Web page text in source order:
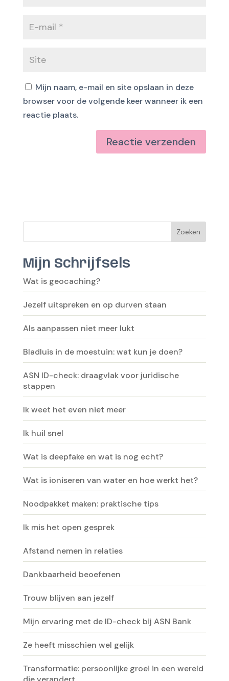
Mijn naam, e-mail en site opslaan in deze
browser voor de volgende keer wanneer ik een
reactie plaats.
Zoeken
Mijn Schrijfsels
Wat is geocaching?
Jezelf uitspreken en op durven staan
Als aanpassen niet meer lukt
Bladluis in de moestuin: wat kun je doen?
ASN ID-check: draagvlak voor juridische
stappen
Ik weet het even niet meer
Ik huil snel
Wat is deepfake en wat is nog echt?
Wat is ioniseren van water en hoe werkt het?
Noodpakket maken: praktische tips
Ik mis het open gesprek
Afstand nemen in relaties
Dankbaarheid beoefenen
Trouw blijven aan jezelf
Mijn ervaring met de ID-check bij ASN Bank
Ze heeft misschien wel gelijk
Transformatie: persoonlijke groei in een wereld